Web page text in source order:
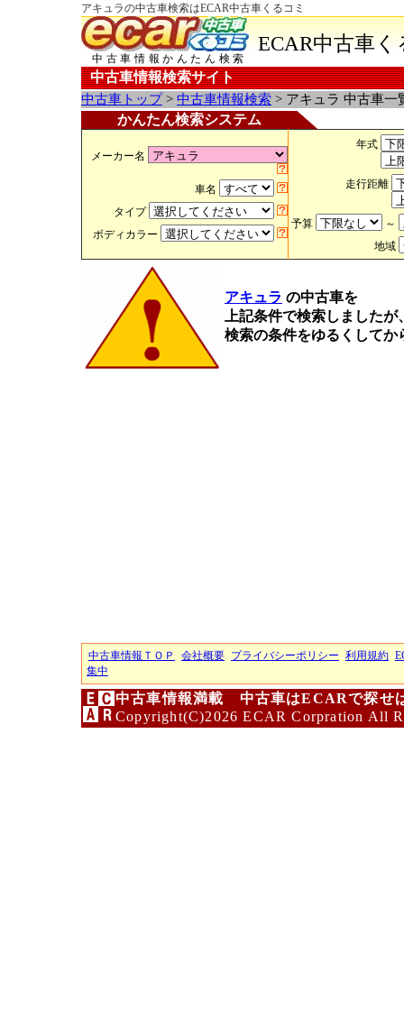
アキュラの中古車検索はECAR中古車くるコミ
中古車情報かんたん検索
ECAR中古車
中古車情報検索サイト
中古車トップ> 中古車情報検索 > アキュラ 中古車一
かんたん検索システム
メーカー名
車名
タイプ
ボディカラー
年式
走行距離
予算
～
地域
アキュラ の中古車を
上記条件で検索しました
検索の条件をゆるくして
中古車情報ＴＯＰ 会社概要 プライバシーポリシー 利用規約
集中
中古車情報満載 中古車はECARで探せ
Copyright(C)2026 ECAR Corpration All